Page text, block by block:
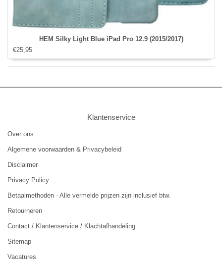
HEM Silky Light Blue iPad Pro 12.9 (2015/2017)
€25,95
Klantenservice
Over ons
Algemene voorwaarden & Privacybeleid
Disclaimer
Privacy Policy
Betaalmethoden - Alle vermelde prijzen zijn inclusief btw.
Retourneren
Contact / Klantenservice / Klachtafhandeling
Sitemap
Vacatures